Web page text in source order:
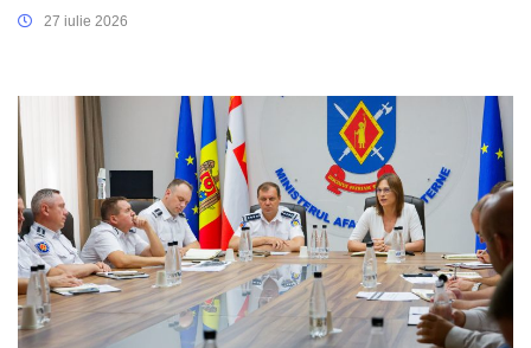
27 iulie 2026